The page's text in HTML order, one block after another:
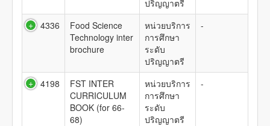
ปริญญาตรี
4336
Food Science
Technology inter
brochure
หน่วยบริการ
การศึกษา
ระดับ
ปริญญาตรี
-
4198
FST INTER
CURRICULUM
BOOK (for 66-
68)
หน่วยบริการ
การศึกษา
ระดับ
ปริญญาตรี
-